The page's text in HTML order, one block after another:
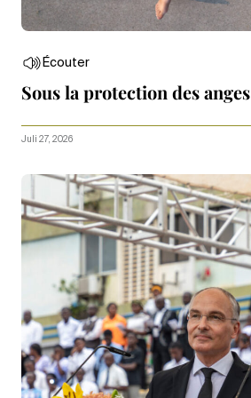
Écouter
Sous la protection des anges
Juli 27, 2026